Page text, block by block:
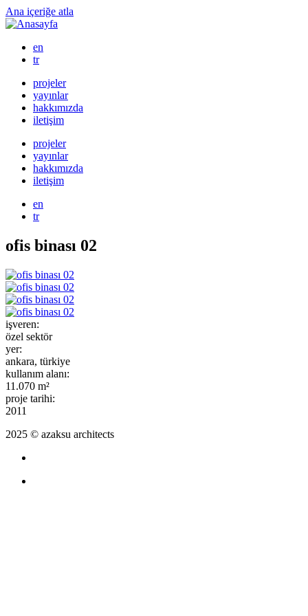
Ana içeriğe atla
en
tr
projeler
yayınlar
hakkımızda
iletişim
projeler
yayınlar
hakkımızda
iletişim
en
tr
ofis binası 02
işveren:
özel sektör
yer:
ankara, türkiye
kullanım alanı:
11.070 m²
proje tarihi:
2011
2025 © azaksu architects